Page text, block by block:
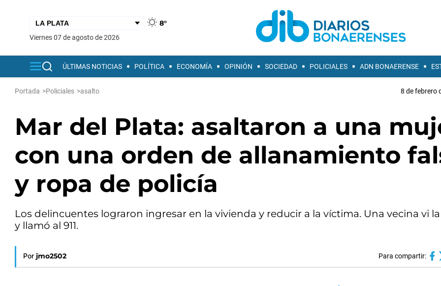
8°
viernes 07 de agosto de 2026
ÚLTIMAS NOTICIAS POLÍTICA ECONOMÍA OPINIÓN SOCIEDAD POLICIALES ADN BONAERENSE
Portada >Policiales >asalto 8 de febrero
Mar del Plata: asaltaron a una
con una orden de allanamiento
y ropa de policía
Los delincuentes lograron ingresar en la vivienda y reducir a la víctima. Una vecina vi
y llamó al 911.
Por jmo2502 Para compartir: